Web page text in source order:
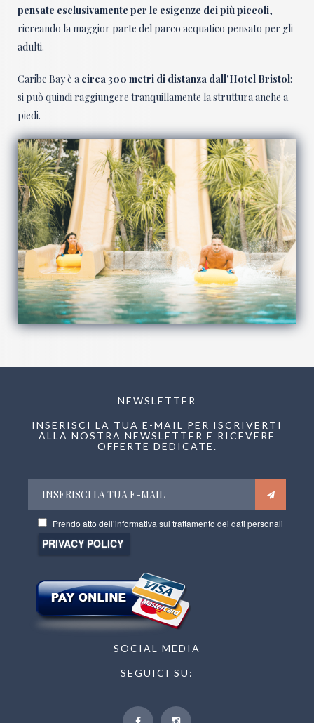
pensate esclusivamente per le esigenze dei più piccoli,
ricreando la maggior parte del parco acquatico pensato per gli
adulti.
Caribe Bay è a circa 300 metri di distanza dall'Hotel Bristol:
si può quindi raggiungere tranquillamente la struttura anche a
piedi.
NEWSLETTER
INSERISCI LA TUA E-MAIL PER ISCRIVERTI
ALLA NOSTRA NEWSLETTER E RICEVERE
OFFERTE DEDICATE.
nel rispetto dei principi e dei tempi stabiliti dalla normativa vigente in materia
le informazioni richieste, ed eventualmente per definire/confermare la
https://www.bristol-hotel.it/it/privacy.html
Prendo atto dell’informativa sul trattamento dei dati personali
SOCIAL MEDIA
SEGUICI SU: